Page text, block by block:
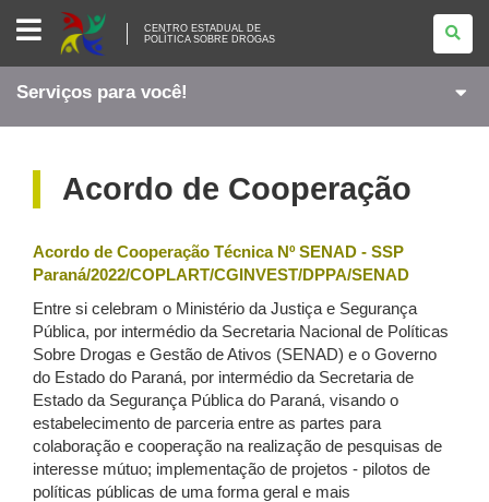
CENTRO
ESTADUAL
DE
<BR
SOBRE
CENTRO ESTADUAL DE
POLÍTICA SOBRE DROGAS
Serviços para você!
Acordo de Cooperação
Acordo de Cooperação Técnica Nº SENAD - SSP
Paraná/2022/COPLART/CGINVEST/DPPA/SENAD
Entre si celebram o Ministério da Justiça e Segurança
Pública, por intermédio da Secretaria Nacional de Políticas
Sobre Drogas e Gestão de Ativos (SENAD) e o Governo
do Estado do Paraná, por intermédio da Secretaria de
Estado da Segurança Pública do Paraná, visando o
estabelecimento de parceria entre as partes para
colaboração e cooperação na realização de pesquisas de
interesse mútuo; implementação de projetos - pilotos de
políticas públicas de uma forma geral e mais